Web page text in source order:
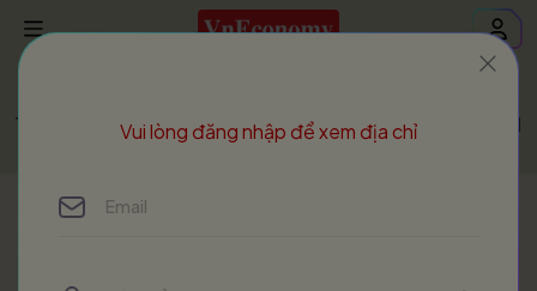
Trang chủ Vietnam Economic Times VET - Issue 431 -
Vui lòng đăng nhập để xem địa chỉ